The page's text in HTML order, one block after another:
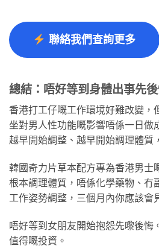
聯絡我們查詢更多
總結：唔好等到身體出事先
香港打工仔嘅工作環境好難改變，
坐對男人性功能嘅影響唔係一日做
越早開始調整、越早開始調理體質
韓國奇力片草本配方專為香港男士
根本調理體質，唔係化學藥物、冇
工作姿勢調整，三個月內你應該會
唔好等到女朋友開始抱怨先嚟後悔
值得嘅投資。